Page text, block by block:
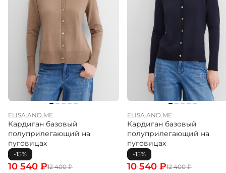
ELISA.AND.ME
Кардиган базовый
полуприлегающий на
пуговицах
-15%
12 400₽
10 540 ₽
ELISA.AND.ME
Кардиган базовый
полуприлегающий на
пуговицах
-15%
12 400₽
10 540 ₽